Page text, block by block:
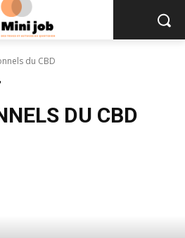
du CBD
DU CBD